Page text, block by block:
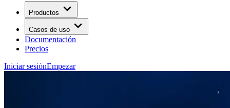
Productos
Casos de uso
Documentación
Precios
Iniciar sesiónEmpezar